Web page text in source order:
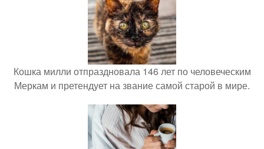
Кошка милли отпраздновала 146 лет по человеческим
Меркам и претендует на звание самой старой в мире.